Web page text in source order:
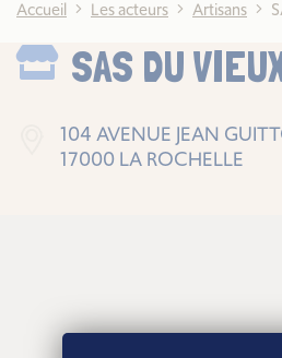
Accueil Les acteurs Artisans
SAS DU
104 AVENUE JEAN
17000 LA ROCHELLE